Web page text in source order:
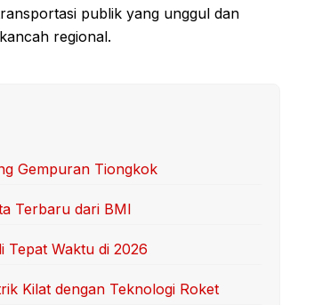
publik yang unggul dan
regional.
Gempuran Tiongkok
Terbaru dari BMI
Tepat Waktu di 2026
Kilat dengan Teknologi Roket